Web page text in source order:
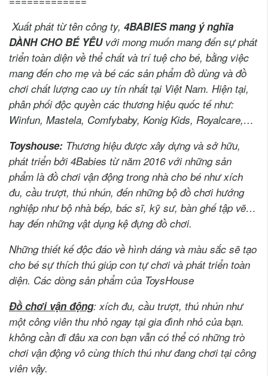
Xuất phát từ tên công ty, 4BABIES mang ý nghĩa
DÀNH CHO BÉ YÊUvớimong muốn mang đến sự phát
triển toàn diện về thể chất và trí tuệ cho bé, bằng việc
mang đến cho mẹ và bé các sản phẩm đồ dùng và đồ
chơi chất lượng cao uy tín nhất tại Việt Nam. Hiện tại,
phân phối độc quyền các thương hiệu quốc tế như:
Winfun, Mastela, Comfybaby, Konig Kids, Royalcare,…
Toyshouse: Thương hiệu được xây dựng và sở hữu,
phát triển bởi 4Babies từ năm 2016 với những sản
phẩm là đồ chơi vận động trong nhà cho bé như xích
đu, cầu trượt, thú nhún, đến những bộ đồ chơi hướng
nghiệp như bộ nhà bếp, bác sĩ, kỹ sư, bàn ghế tập vẽ…
hay đến những vật dụng kệ đựng đồ chơi.
Những thiết kế độc đáo về hình dáng và màu sắc sẽ tạo
cho bé sự thích thú giúp con tự chơi và phát triển toàn
diện. Các dòng sản phẩm của ToysHouse
Đồ chơi vận động: xích đu, cầu trượt, thú nhún như
một công viên thu nhỏ ngay tại gia đình nhỏ của bạn.
không cần đi đâu xa con bạn vẫn có thể có những trò
chơi vận động vô cùng thích thú như đang chơi tại công
viên vậy.